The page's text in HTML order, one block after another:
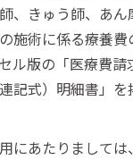
、きゅう師、あん
施術に係る療養費
ル版の「医療費請
連記式）明細書」
にあたりましては